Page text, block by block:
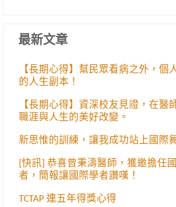
最新文章
【長期心得】幫民眾看病之外，個
的人生副本！
【長期心得】資深校友見證，在醫
職涯與人生的美好改變。
新思惟的訓練，讓我成功站上國際
[快訊] 恭喜曾秉濤醫師，獲邀擔任
者，簡報讓國際學者讚嘆！
TCTAP 連五年得獎心得